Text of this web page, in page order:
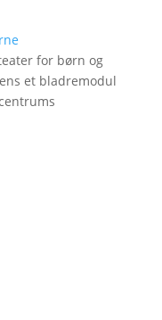
for børn og
et bladremodul